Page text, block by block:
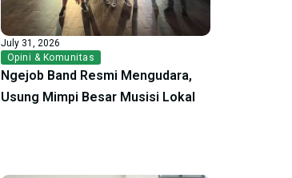
July 31, 2026
Opini & Komunitas
Ngejob Band Resmi Mengudara,
Usung Mimpi Besar Musisi Lokal